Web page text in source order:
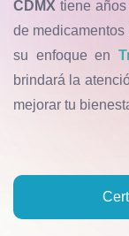
CDMX tiene
de
su enfoque en
brindará la
mejorar tu